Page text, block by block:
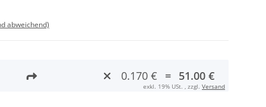
abweichend)
0.170 € = 51.00 €
exkl. 19% USt. , zzgl. Versand